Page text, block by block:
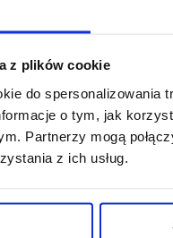
z plików cookie
do spersonalizowania
o tym, jak
Partnerzy mogą
z ich usług.
warszawską
zróżnicowanych pod